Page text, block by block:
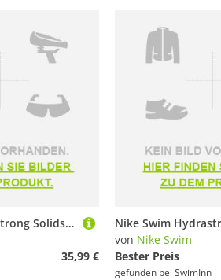
Nike Swim Hydrastrong Solids Spiderback Swimsuit Rot 26 Frau
35,99 €
von Nike Swim
Bester Preis
gefunden bei SwimInn